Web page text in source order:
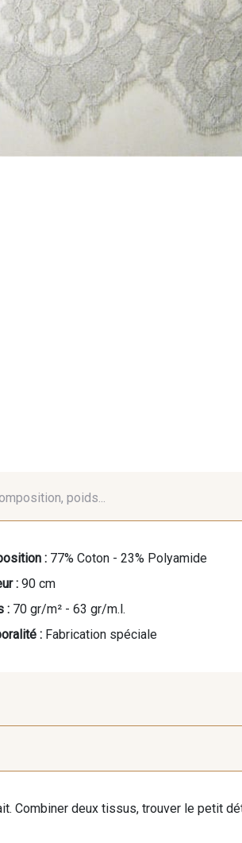
poids...
: 77% Coton - 23% Polyamide
: 90 cm
: 70 gr/m² - 63 gr/m.l.
: Fabrication spéciale
Combiner deux tissus, trouver le petit